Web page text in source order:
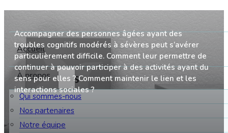
Accueil
À propos
Qui sommes-nous
Nos partenaires
Notre équipe
Accompagner des personnes âgées ayant des
troubles cognitifs modérés à sévères peut s’avérer
particulièrement difficile. Comment leur permettre de
continuer à pouvoir participer à des activités ayant du
sens pour elles ? Comment maintenir le lien et les
interactions sociales ?